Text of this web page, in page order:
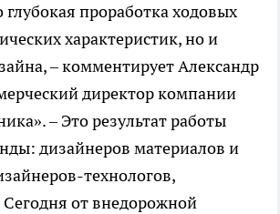
глубокая проработка ходовых
характеристик, но и
– комментирует Александр
директор компании
– Это результат работы
дизайнеров материалов и
технологов,
Сегодня от внедорожной